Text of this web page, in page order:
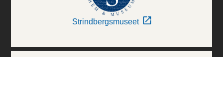
Strindbergsmuseet